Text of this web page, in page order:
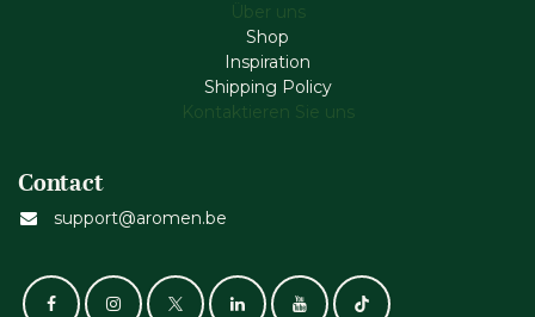
Über uns
Shop
Inspiration
Shipping Policy
Kontaktieren Sie uns
Contact
support@aromen.be